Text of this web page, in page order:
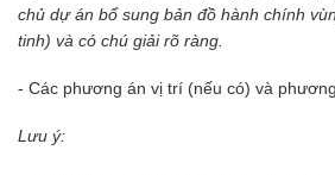
chủ dự án bổ sung bản đồ hành chính
tinh) và có chú giải rõ ràng.
- Các phương án vị trí (nếu có) và
Lưu ý: